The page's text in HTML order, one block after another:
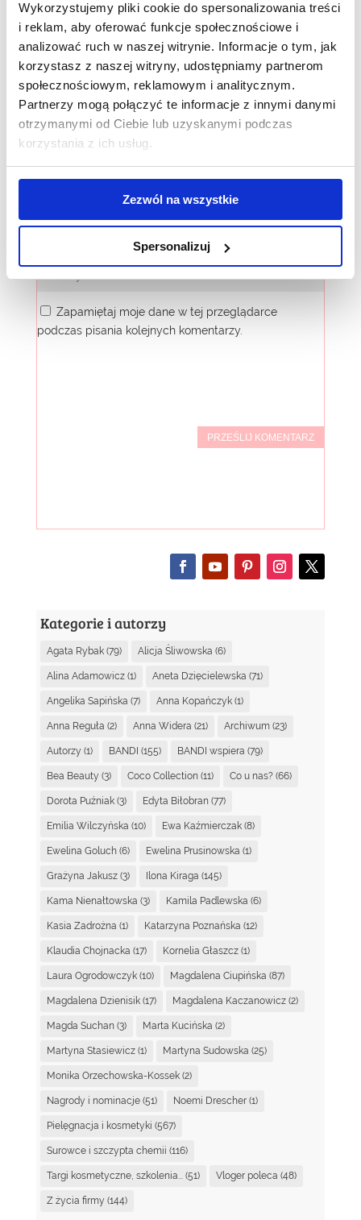
Wykorzystujemy pliki cookie do spersonalizowania treści
i reklam, aby oferować funkcje społecznościowe i
analizować ruch w naszej witrynie. Informacje o tym, jak
korzystasz z naszej witryny, udostępniamy partnerom
społecznościowym, reklamowym i analitycznym.
Partnerzy mogą połączyć te informacje z innymi danymi
otrzymanymi od Ciebie lub uzyskanymi podczas
korzystania z ich usług.
Zezwól na wszystkie
Spersonalizuj
Zapamiętaj moje dane w tej przeglądarce
podczas pisania kolejnych komentarzy.
PRZEŚLIJ KOMENTARZ
Kategorie i autorzy
Agata Rybak(79) Alicja Śliwowska (6)
Alina Adamowicz(1) Aneta Dzięcielewska (71)
Angelika Sapińska (7) Anna Kopańczyk(1)
Anna Reguła (2) Anna Widera (21) Archiwum(23)
Autorzy (1) BANDI (155) BANDI wspiera (79)
Bea Beauty (3) Coco Collection(11) Co u nas?(66)
Dorota Puźniak(3) Edyta Biłobran(77)
Emilia Wilczyńska (10) Ewa Kaźmierczak(8)
Ewelina Goluch(6) Ewelina Prusinowska (1)
Grażyna Jakusz(3) Ilona Kiraga (145)
Kama Nienałtowska (3) Kamila Padlewska (6)
Kasia Zadrożna (1) Katarzyna Poznańska (12)
Klaudia Chojnacka (17) Kornelia Głaszcz(1)
Laura Ogrodowczyk(10) Magdalena Ciupińska (87)
Magdalena Dzienisik(17) Magdalena Kaczanowicz(2)
Magda Suchan(3) Marta Kucińska (2)
Martyna Stasiewicz(1) Martyna Sudowska (25)
Monika Orzechowska-Kossek(2)
Nagrody i nominacje(51) Noemi Drescher(1)
Pielęgnacja i kosmetyki (567)
Surowce i szczypta chemii (116)
Targi kosmetyczne, szkolenia...(51) Vloger poleca (48)
Z życia firmy (144)